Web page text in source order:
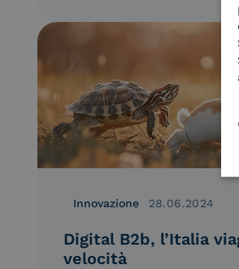
Innovazione 28.06.2024
Digital B2b, l’Italia
velocità